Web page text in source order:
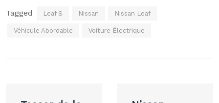
Tagged Leaf S Nissan Nissan Leaf
Véhicule Abordable Voiture Électrique